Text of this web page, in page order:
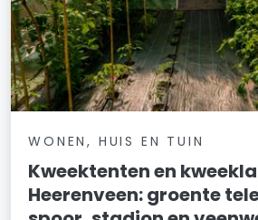
WONEN, HUIS EN TUIN
Kweektenten en
Heerenveen: groente